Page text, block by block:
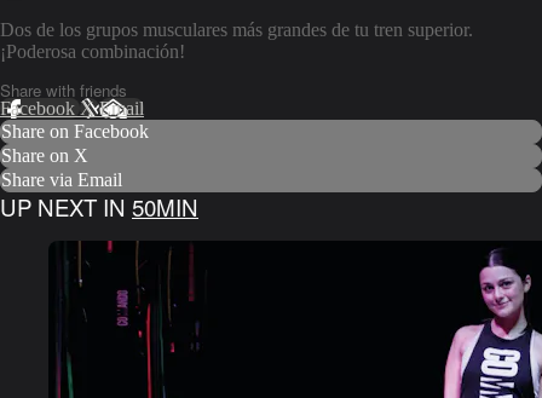
Dos de los grupos musculares más grandes de tu tren superior.
¡Poderosa combinación!
Share with friends
Facebook XEmail
Share on Facebook
Share on X
Share via Email
UP NEXT IN 50MIN